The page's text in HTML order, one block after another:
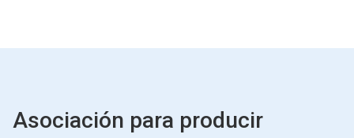
Asociación para producir